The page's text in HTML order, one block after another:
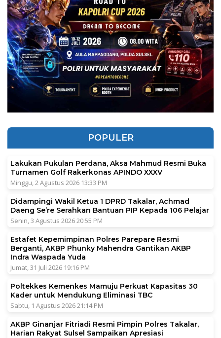
POPULER
Lakukan Pukulan Perdana, Aksa Mahmud Resmi Buka
Turnamen Golf Rakerkonas APINDO XXXV
Minggu, 2 Agustus 2026 13:33 PM
Didampingi Wakil Ketua 1 DPRD Takalar, Achmad
Daeng Se’re Serahkan Bantuan PIP Kepada 106 Pelajar
Senin, 3 Agustus 2026 20:55 PM
Estafet Kepemimpinan Polres Parepare Resmi
Berganti, AKBP Phunky Mahendra Gantikan AKBP
Indra Waspada Yuda
Jumat, 31 Juli 2026 19:16 PM
Poltekkes Kemenkes Mamuju Perkuat Kapasitas 30
Kader untuk Mendukung Eliminasi TBC
Sabtu, 1 Agustus 2026 21:14 PM
AKBP Ginanjar Fitriadi Resmi Pimpin Polres Takalar,
Harian Rakyat Sulsel Sampaikan Apresiasi